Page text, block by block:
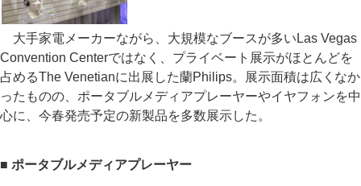
大手家電メーカーながら、大規模なブースが多いLas Vegas
Convention Centerではなく、プライベート展示がほとんどを
占めるThe Venetianに出展した蘭Philips。展示面積は広くなか
ったものの、ポータブルメディアプレーヤーやイヤフォンを中
心に、今春発売予定の新製品を多数展示した。
■ ポータブルメディアプレーヤー